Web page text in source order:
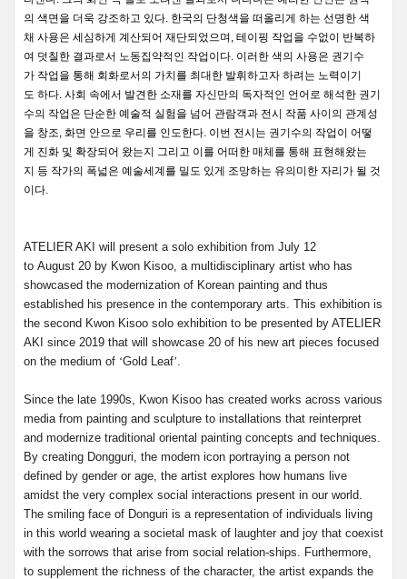
의 색면을 더욱 강조하고 있다. 한국의 단청색을 떠올리게 하는 선명한 색
채 사용은 세심하게 계산되어 재단되었으며 , 테이핑 작업을 수없이
반복하
여 덧칠한 결과로서 노동집약적인 작업이다. 이러한 색의 사용은 권기수
가 작업을 통해 회화로서의 가치를 최대한 발휘하고자 하려는 노력이기
도 하다. 사회 속에서 발견한 소재를 자신만의 독자적인 언어로 해석한 권기
수의 작업은 단순한 예술적 실험을 넘어 관람객과 전시 작품 사이의 관계성
을 창조, 화면 안으로 우리를 인도한다. 이번 전시는 권기수의 작업이
어떻
게 진화 및 확장되어 왔는지 그리고 이를 어떠한 매체를 통해 표현해왔는
지 등 작가의 폭넓은 예술세계를 밀도 있게 조망하는 유의미한 자리가 될 것
이다.
ATELIER AKI will present a solo exhibition from July 12
to August 20 by Kwon Kisoo, a multidisciplinary artist who has
showcased the modernization of Korean painting and thus
established his presence in the contemporary arts. This exhibition is
the second Kwon Kisoo solo exhibition to be presented by ATELIER
AKI since 2019 that will showcase 20 of his new art pieces focused
on the medium of ‘Gold Leaf’.
Since the late 1990s, Kwon Kisoo has created works across various
media from painting and sculpture to installations that reinterpret
and modernize traditional oriental painting concepts and techniques.
By creating Dongguri, the modern icon portraying a person not
defined by gender or age, the artist explores how humans live
amidst the very complex social interactions present in our world.
The smiling face of Donguri is a representation of individuals living
in this world wearing a societal mask of laughter and joy that coexist
with the sorrows that arise from social relation-ships. Furthermore,
to supplement the richness of the character, the artist expands the